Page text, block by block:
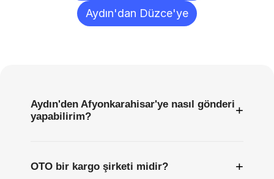
Aydın'dan Düzce'ye
Aydın'den Afyonkarahisar'ye nasıl gönderi
yapabilirim?
+
OTO bir kargo şirketi midir? +